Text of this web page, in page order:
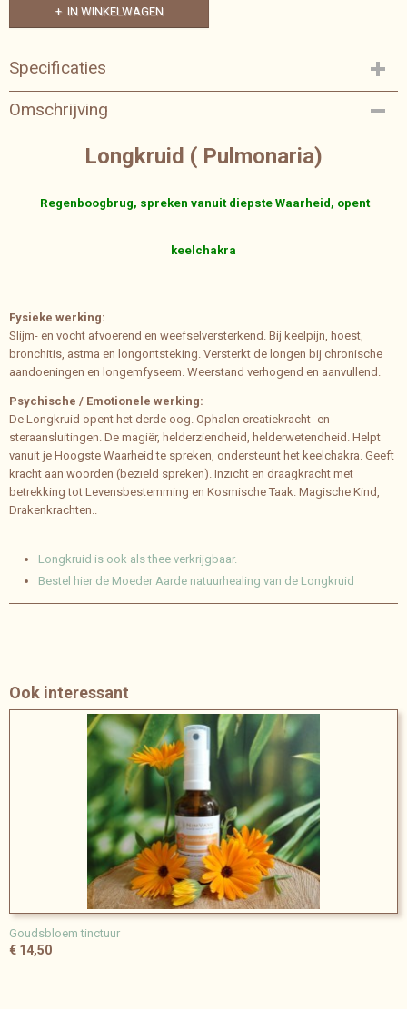
IN WINKELWAGEN
Specificaties
Bruto gewicht
0,20 Kg
Omschrijving
Longkruid ( Pulmonaria)
Regenboogbrug, spreken vanuit diepste Waarheid, opent
keelchakra
Fysieke werking:
Slijm- en vocht afvoerend en weefselversterkend. Bij keelpijn, hoest,
bronchitis, astma en longontsteking. Versterkt de longen bij chronische
aandoeningen en longemfyseem. Weerstand verhogend en aanvullend.
Psychische / Emotionele werking:
De Longkruid opent het derde oog. Ophalen creatiekracht- en
steraansluitingen. De magiër, helderziendheid, helderwetendheid. Helpt
vanuit je Hoogste Waarheid te spreken, ondersteunt het keelchakra. Geeft
kracht aan woorden (bezield spreken). Inzicht en draagkracht met
betrekking tot Levensbestemming en Kosmische Taak. Magische Kind,
Drakenkrachten..
Longkruid is ook als thee verkrijgbaar.
Bestel hier de Moeder Aarde natuurhealing van de Longkruid
Ook interessant
Goudsbloem tinctuur
€ 14,50